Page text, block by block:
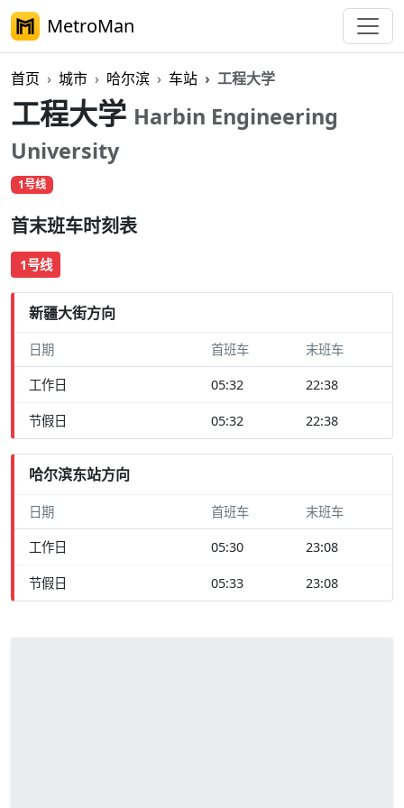
MetroMan
首页 城市 哈尔滨 车站 工程大学
工程大学 Harbin Engineering
University
1号线
首末班车时刻表
1号线
新疆大街方向
日期 首班车 末班车
工作日 05:32 22:38
节假日 05:32 22:38
哈尔滨东站方向
日期 首班车 末班车
工作日 05:30 23:08
节假日 05:33 23:08